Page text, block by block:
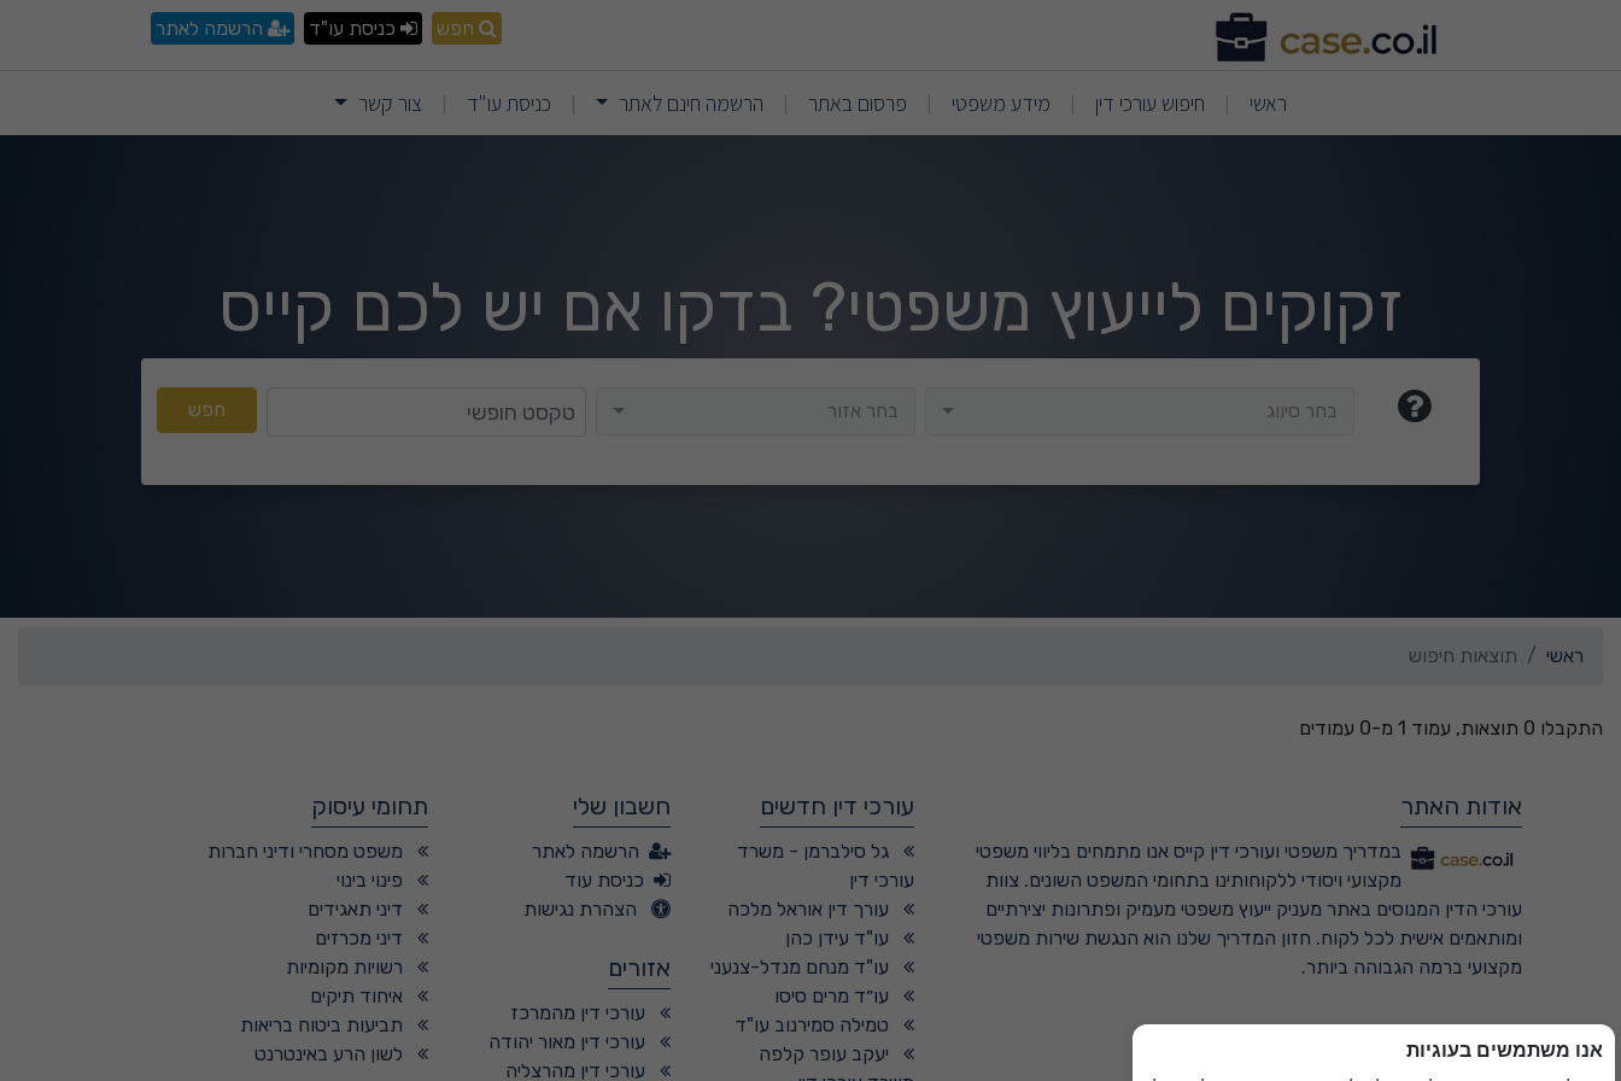
תוצאות חיפוש חפש כניסת עו"ד הרשמה לאתר
ראשי | חיפוש עורכי דין | מידע משפטי | פרסום באתר | הרשמה חינם לאתר | כניסת עו"ד | צור קשר
זקוקים לייעוץ משפטי? בדקו אם יש לכם קייס
בחר סיווג בחר אזור חפש
ראשי תוצאות חיפוש
התקבלו 0 תוצאות, עמוד 1 מ-0 עמודים
אודות האתר
במדריך משפטי ועורכי דין קייס אנו מתמחים בליווי משפטי
מקצועי ויסודי ללקוחותינו בתחומי המשפט השונים. צוות
עורכי הדין המנוסים באתר מעניק ייעוץ משפטי מעמיק ופתרונות יצירתיים
ומותאמים אישית לכל לקוח. חזון המדריך שלנו הוא הנגשת שירות משפטי
מקצועי ברמה הגבוהה ביותר.
למדריך המשפטי המקיף ←
עורכי דין חדשים
גל סילברמן - משרד
עורכי דין
עורך דין אוראל מלכה
עו"ד עידן כהן
עו"ד מנחם מנדל-צנעני
עו״ד מרים סיסו
טמילה סמירנוב עו"ד
יעקב עופר קלפה
חשבון שלי
הרשמה לאתר
כניסת עוד
הצהרת נגישות
אזורים
עורכי דין מהמרכז
עורכי דין מאור יהודה
עורכי דין מהרצליה
תחומי עיסוק
משפט מסחרי ודיני חברות
פינוי בינוי
דיני תאגידים
דיני מכרזים
רשויות מקומיות
איחוד תיקים
תביעות ביטוח בריאות
לשון הרע באינטרנט
אנו משתמשים בעוגיות